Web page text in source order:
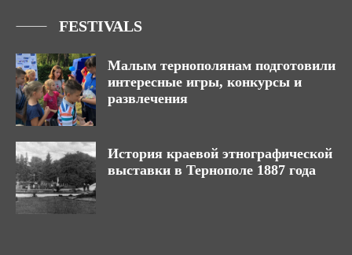
FESTIVALS
Малым тернополянам подготовили
интересные игры, конкурсы и
развлечения
История краевой этнографической
выставки в Тернополе 1887 года